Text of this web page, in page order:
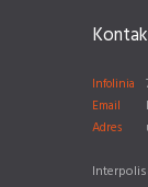
Infolinia
Email
Adres